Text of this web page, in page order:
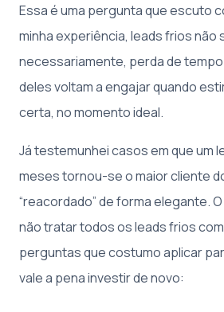
Essa é uma pergunta que escuto
minha experiência, leads frios não
necessariamente, perda de
deles voltam a engajar quando
certa, no momento ideal.
Já testemunhei casos em que um
meses tornou-se o maior cliente
“reacordado” de forma elegante.
não tratar todos os leads frios
perguntas que costumo aplicar
vale a pena investir de novo: